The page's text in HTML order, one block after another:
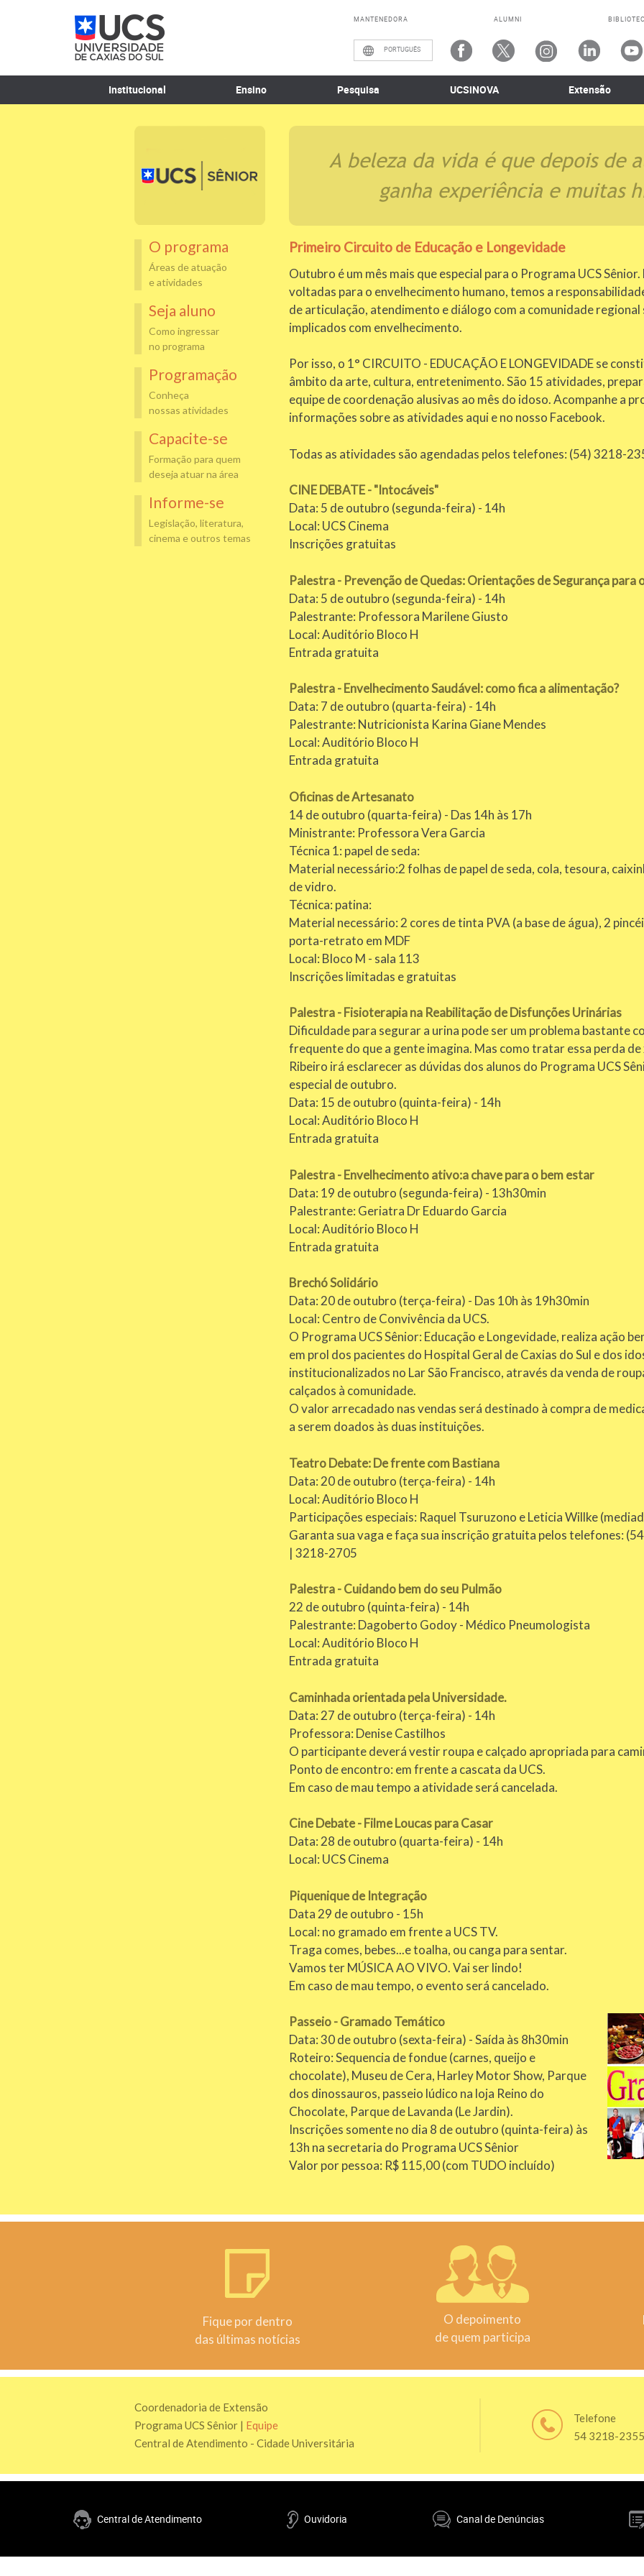
MANTENEDORA ALUMNI
PORTUGUÊS
Institucional Ensino Pesquisa UCSiNOVA Extensão
O programa
Áreas de atuação
e atividades
Seja aluno
Como ingressar
no programa
Programação
Conheça
nossas atividades
Capacite-se
Formação para quem
deseja atuar na área
Informe-se
Legislação, literatura,
cinema e outros temas
A beleza da vida é que depois de
ganha experiência e muitas
Primeiro Circuito de Educação e Longevidade
Outubro é um mês mais que especial para o Programa UCS
voltadas para o envelhecimento humano, temos a
de articulação, atendimento e diálogo com a comunidade
implicados com envelhecimento.
Por isso, o 1° CIRCUITO - EDUCAÇÃO E LONGEVIDADE se
âmbito da arte, cultura, entretenimento. São 15 atividades,
equipe de coordenação alusivas ao mês do idoso. Acompanhe a
informações sobre as atividades aqui e no nosso Facebook.
Todas as atividades são agendadas pelos telefones: (54) 3218-
CINE DEBATE - "Intocáveis"
Data: 5 de outubro (segunda-feira) - 14h
Local: UCS Cinema
Inscrições gratuitas
Palestra - Prevenção de Quedas: Orientações de Segurança para
Data: 5 de outubro (segunda-feira) - 14h
Palestrante: Professora Marilene Giusto
Local: Auditório Bloco H
Entrada gratuita
Palestra - Envelhecimento Saudável: como fica a alimentação?
Data: 7 de outubro (quarta-feira) - 14h
Palestrante: Nutricionista Karina Giane Mendes
Local: Auditório Bloco H
Entrada gratuita
Oficinas de Artesanato
14 de outubro (quarta-feira) - Das 14h às 17h
Ministrante: Professora Vera Garcia
Técnica 1: papel de seda:
Material necessário:2 folhas de papel de seda, cola, tesoura,
de vidro.
Técnica: patina:
Material necessário: 2 cores de tinta PVA (a base de água), 2
porta-retrato em MDF
Local: Bloco M - sala 113
Inscrições limitadas e gratuitas
Palestra - Fisioterapia na Reabilitação de Disfunções Urinárias
Dificuldade para segurar a urina pode ser um problema bastante
frequente do que a gente imagina. Mas como tratar essa perda
Ribeiro irá esclarecer as dúvidas dos alunos do Programa UCS
especial de outubro.
Data: 15 de outubro (quinta-feira) - 14h
Local: Auditório Bloco H
Entrada gratuita
Palestra - Envelhecimento ativo:a chave para o bem estar
Data: 19 de outubro (segunda-feira) - 13h30min
Palestrante: Geriatra Dr Eduardo Garcia
Local: Auditório Bloco H
Entrada gratuita
Brechó Solidário
Data: 20 de outubro (terça-feira) - Das 10h às 19h30min
Local: Centro de Convivência da UCS.
O Programa UCS Sênior: Educação e Longevidade, realiza ação
em prol dos pacientes do Hospital Geral de Caxias do Sul e dos
institucionalizados no Lar São Francisco, através da venda de
calçados à comunidade.
O valor arrecadado nas vendas será destinado à compra de
a serem doados às duas instituições.
Teatro Debate: De frente com Bastiana
Data: 20 de outubro (terça-feira) - 14h
Local: Auditório Bloco H
Participações especiais: Raquel Tsuruzono e Leticia Willke
Garanta sua vaga e faça sua inscrição gratuita pelos telefones:
| 3218-2705
Palestra - Cuidando bem do seu Pulmão
22 de outubro (quinta-feira) - 14h
Palestrante: Dagoberto Godoy - Médico Pneumologista
Local: Auditório Bloco H
Entrada gratuita
Caminhada orientada pela Universidade.
Data: 27 de outubro (terça-feira) - 14h
Professora: Denise Castilhos
O participante deverá vestir roupa e calçado apropriada para
Ponto de encontro: em frente a cascata da UCS.
Em caso de mau tempo a atividade será cancelada.
Cine Debate - Filme Loucas para Casar
Data: 28 de outubro (quarta-feira) - 14h
Local: UCS Cinema
Piquenique de Integração
Data 29 de outubro - 15h
Local: no gramado em frente a UCS TV.
Traga comes, bebes...e toalha, ou canga para sentar.
Vamos ter MÚSICA AO VIVO. Vai ser lindo!
Em caso de mau tempo, o evento será cancelado.
Passeio - Gramado Temático
Data: 30 de outubro (sexta-feira) - Saída às 8h30min
Roteiro: Sequencia de fondue (carnes, queijo e
chocolate), Museu de Cera, Harley Motor Show, Parque
dos dinossauros, passeio lúdico na loja Reino do
Chocolate, Parque de Lavanda (Le Jardin).
Inscrições somente no dia 8 de outubro (quinta-feira) às
13h na secretaria do Programa UCS Sênior
Valor por pessoa: R$ 115,00 (com TUDO incluído)
Fique por dentro
das últimas notícias
O depoimento
de quem participa
Coordenadoria de Extensão
Programa UCS Sênior | Equipe
Central de Atendimento - Cidade Universitária
Telefone
54 3218-2355
Central de Atendimento Ouvidoria Canal de Denúncias